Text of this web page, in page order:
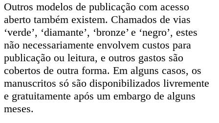
Outros modelos de publicação com acesso
aberto também existem. Chamados de vias
‘verde’, ‘diamante’, ‘bronze’ e ‘negro’, estes
não necessariamente envolvem custos para
publicação ou leitura, e outros gastos são
cobertos de outra forma. Em alguns casos, os
manuscritos só são disponibilizados livremente
e gratuitamente após um embargo de alguns
meses.